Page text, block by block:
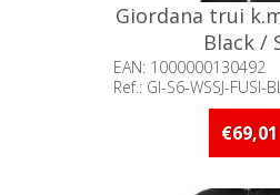
Giordana trui
Black /
EAN: 1000000130492
Ref.: GI-S6-WSSJ-FUSI-
Beschikbaarheid::
stuks op voorraad
€69,01